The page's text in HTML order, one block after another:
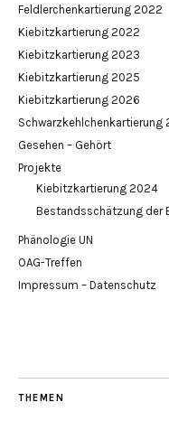
Feldlerchenkartierung 2022
Kiebitzkartierung 2022
Kiebitzkartierung 2023
Kiebitzkartierung 2025
Kiebitzkartierung 2026
Schwarzkehlchenkartierung
Gesehen – Gehört
Projekte
Kiebitzkartierung 2024
Bestandsschätzung der
Phänologie UN
OAG-Treffen
Impressum – Datenschutz
THEMEN